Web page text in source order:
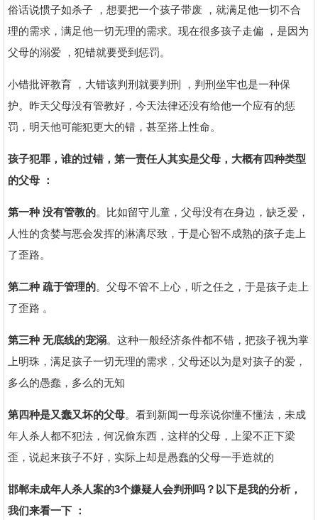
俗话说惯子如杀子 ，想要把一个孩子带废 ，就满足他一切不合
理的需求，满足他一切无理的需求。现在很多孩子走偏 ，是因为
父母的溺爱 ，犯错就要受到惩罚。
小错批评教育 ，大错该判刑就要判刑 ，判刑坐牢也是一种保
护。昨天父母没有管教好，今天法律还没有给他一个应有的惩
罚，明天他可能犯更大的错，甚至搭上性命。
孩子犯罪 ， 谁的过错， 第一责任人其实是父母 ， 大概有四种类型
的父母 ：
第一种 没有管教的。比如留守儿童，父母没有在身边，缺乏爱，
人性的贪婪与恶会发挥的淋漓尽致，于是心智不成熟的孩子走上
了歪路。
第二种 疏于管理的。父母不管不上心，听之任之，于是孩子走上
了歪路 。
第三种 无底线的宠溺。这种一般经济条件都不错，把孩子视为掌
上明珠，满足孩子一切无理的需求，父母还以为是对孩子的爱，
多么的愚蠢，多么的无知
第四种是又蠢又坏的父母。看到新闻一母亲说你懂不懂法，未成
年人杀人都不犯法，何况偷东西，这样的父母，上梁不正下梁
歪，说起来孩子不好，实际上却是愚蠢的父母一手造就的
邯郸未成年人杀人案的3个嫌疑人会判刑吗 ？ 以下是我的分析 ，
我们来看一下 ：